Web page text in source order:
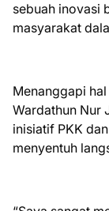
sebuah inovasi
masyarakat
Menanggapi
Wardathun Nur
inisiatif PKK
menyentuh